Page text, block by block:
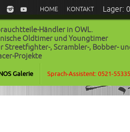
HOME KONTAKT Lager:
Händler in OWL.
Oldtimer und Youngtimer
Streetfighter-, Scrambler-, Bobber-
Projekte
Galerie Sprach-Assistent: 0521-